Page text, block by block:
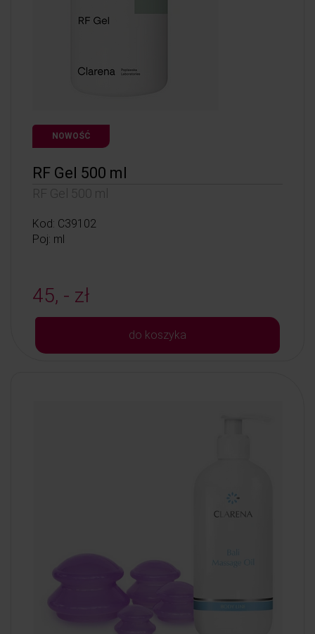
NOWOŚĆ
RF Gel 500 ml
RF Gel 500 ml
Kod: C39102
Poj: ml
45, - zł
do koszyka